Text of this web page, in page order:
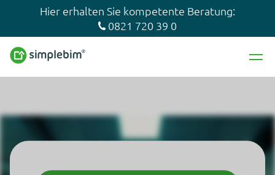
Hier erhalten Sie kompetente Beratung:
0821 720 39 0